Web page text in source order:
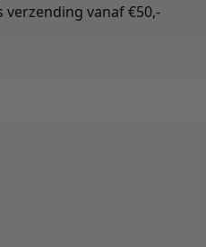
verzending vanaf €50,-